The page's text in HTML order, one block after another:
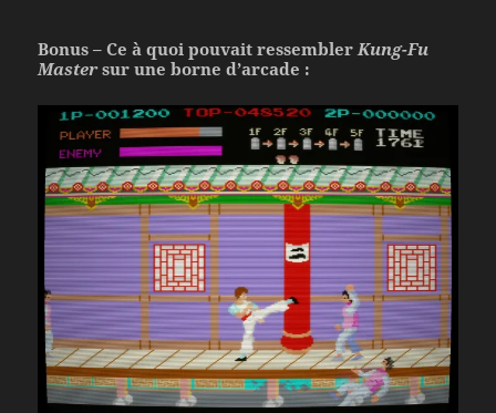
Bonus – Ce à quoi pouvait ressembler Kung-Fu
Mastersur une borne d’arcade :